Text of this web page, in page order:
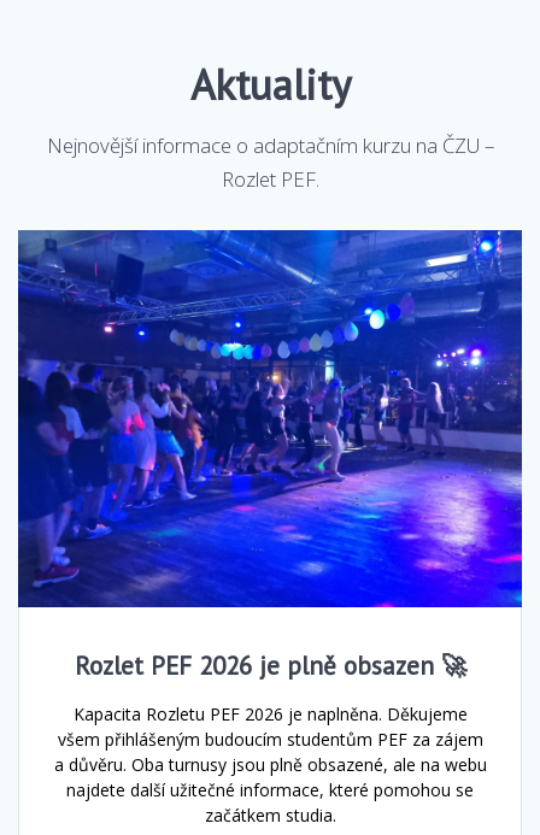
Aktuality
Nejnovější informace o adaptačním kurzu na ČZU –
Rozlet PEF.
Rozlet PEF 2026 je plně obsazen 🚀
Kapacita Rozletu PEF 2026 je naplněna. Děkujeme
všem přihlášeným budoucím studentům PEF za zájem
a důvěru. Oba turnusy jsou plně obsazené, ale na webu
najdete další užitečné informace, které pomohou se
začátkem studia.